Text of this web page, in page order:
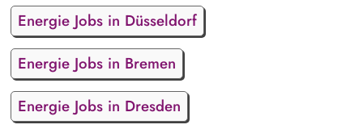
Energie Jobs in Düsseldorf
Energie Jobs in Bremen
Energie Jobs in Dresden